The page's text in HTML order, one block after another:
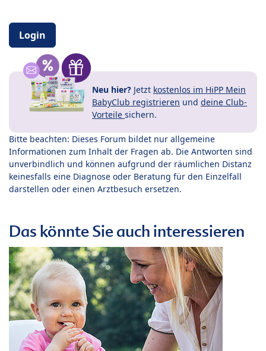
Login
Neu hier? Jetzt kostenlos im HiPP Mein
BabyClub registrieren und deine Club-
Vorteile sichern.
Bitte beachten: Dieses Forum bildet nur allgemeine
Informationen zum Inhalt der Fragen ab. Die Antworten sind
unverbindlich und können aufgrund der räumlichen Distanz
keinesfalls eine Diagnose oder Beratung für den Einzelfall
darstellen oder einen Arztbesuch ersetzen.
Das könnte Sie auch interessieren